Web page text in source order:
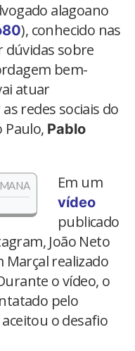
alagoano
), conhecido nas
dúvidas sobre
bem-
atuar
redes sociais do
Paulo, Pablo
Em um
vídeo
publicado
João Neto
realizado
o vídeo, o
pelo
o desafio